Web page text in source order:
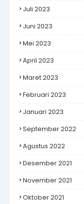
Juli 2023
Juni 2023
Mei 2023
April 2023
Maret 2023
Februari 2023
Januari 2023
September 2022
Agustus 2022
Desember 2021
November 2021
Oktober 2021